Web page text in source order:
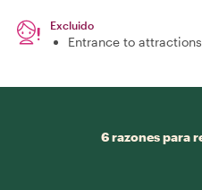
Excluido
Entrance to attractions
6 razones para